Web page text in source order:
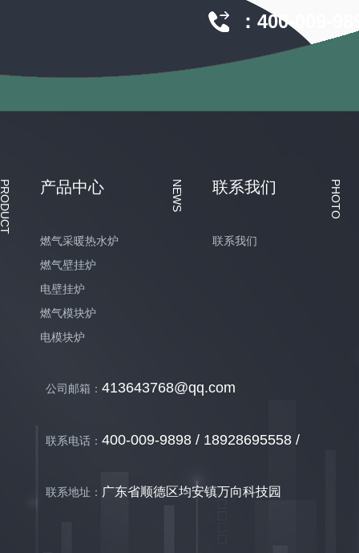
：400-009-
产品中心
燃气采暖热水炉
燃气壁挂炉
电壁挂炉
燃气模块炉
电模块炉
联系我们
NEWS
联系我们
PHOTO
公司邮箱： 413643768@qq.com
联系电话： 400-009-9898 / 18928695558 /
联系地址： 广东省顺德区均安镇万向科技园